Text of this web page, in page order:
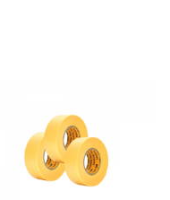
có
thể
được
chọn
trên